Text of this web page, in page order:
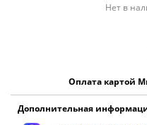
Нет в
Оплата картой
Дополнительная